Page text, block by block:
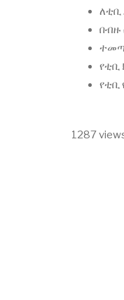
ለቲቢ
በብዙ
የቲቢ
የቲቢ
1287